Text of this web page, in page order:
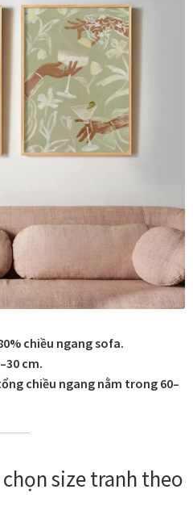
mài
chiều ngang sofa.
cm.
chiều ngang nằm trong 60–
size tranh theo